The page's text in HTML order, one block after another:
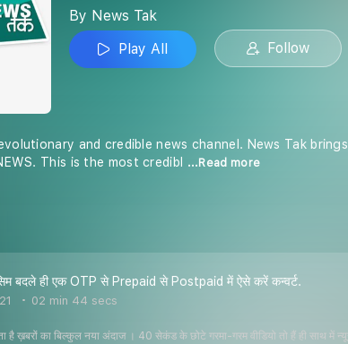
By News Tak
Play All
Follow
and credible news channel. News Tak
This is the most credibl
...Read more
बदले ही एक OTP से Prepaid से Postpaid में ऐसे करें कन्वर्ट.
02 min 44 secs
ख़बरों का बिल्कुल नया अंदाज । 40 सेकंड के छोटे गरमा-गरम वीडियो तो हैं ही साथ